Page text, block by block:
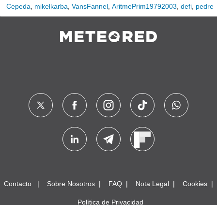
Cepeda
mikelkarba VansFannel AritmePrim19792003 defi pedre
Contacto Sobre Nosotros FAQ Nota Legal Cookies
Política de Privacidad